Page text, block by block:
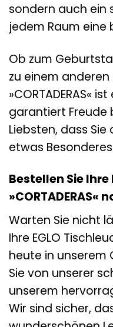
sondern auch ein
jedem Raum eine
Ob zum
zu einem
»CORTADERAS«
garantiert Freude
Liebsten, dass
etwas
Bestellen Sie Ihre
»CORTADERAS«
Warten Sie nicht
Ihre EGLO
heute in unserem
Sie von unserer
unserem
Wir sind sicher,